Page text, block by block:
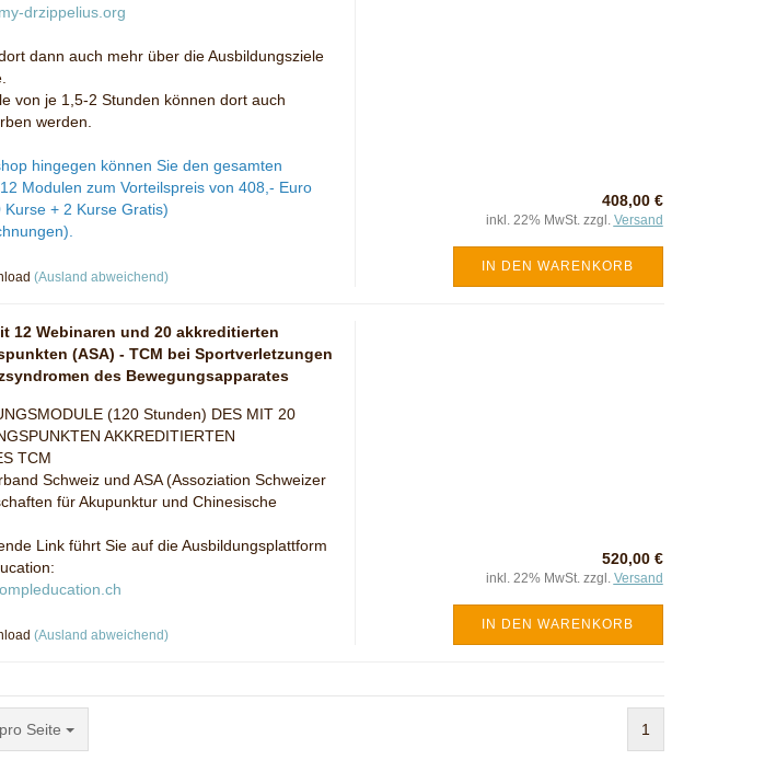
drzippelius.org
dann auch mehr über die Ausbildungsziele
von je 1,5-2 Stunden können dort auch
werden.
hingegen können Sie den gesamten
Modulen zum Vorteilspreis von 408,- Euro
+ 2 Kurse Gratis)
(Ausland abweichend)
408,00 €
inkl. 22% MwSt. zzgl. Versand
IN DEN WARENKORB
12 Webinaren und 20 akkreditierten
(ASA) - TCM bei Sportverletzungen
des Bewegungsapparates
(120 Stunden) DES MIT 20
AKKREDITIERTEN
TCM
Schweiz und ASA (Assoziation Schweizer
für Akupunktur und Chinesische
Link führt Sie auf die Ausbildungsplattform
(Ausland abweichend)
520,00 €
inkl. 22% MwSt. zzgl. Versand
IN DEN WARENKORB
Seite
Seite 1